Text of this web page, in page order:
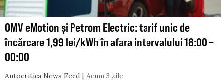
OMV eMotion și Petrom Electric: tarif unic de
încărcare 1,99 lei/kWh în afara intervalului 18:00 –
00:00
Autocritica News Feed Acum 3 zile